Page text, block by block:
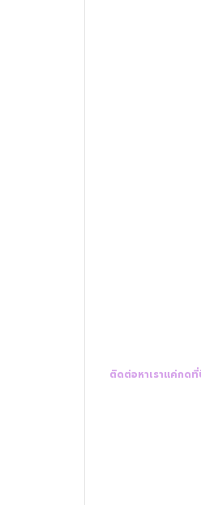
ติดต่อหาเราแค่กด